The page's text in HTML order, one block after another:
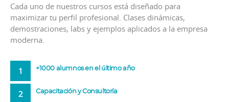
Cada uno de nuestros cursos está diseñado para
maximizar tu perfil profesional. Clases dinámicas,
demostraciones, labs y ejemplos aplicados a la empresa
moderna.
1 +1000 alumnos en el último año
2 Capacitación y Consultoría